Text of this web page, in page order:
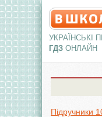
УКРАЇНСЬКІ
ГДЗ ОНЛАЙН
Підручники